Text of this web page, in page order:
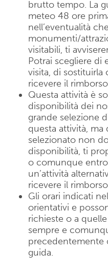
brutto tempo. La
meteo 48 ore
nell’eventualità
monumenti/
visitabili, ti
Potrai scegliere di
visita, di sostituirla
ricevere il
Questa attività è
disponibilità dei
grande selezione
questa attività,
selezionato non
disponibilità, ti
o comunque
un’attività
ricevere il
Gli orari indicati
orientativi e
richieste o a
sempre e
precedentemente
guida.